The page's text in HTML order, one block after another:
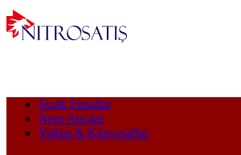
Sıcak Fırsatlar
Nem Alıcılar
Yağlar & Kimyasallar